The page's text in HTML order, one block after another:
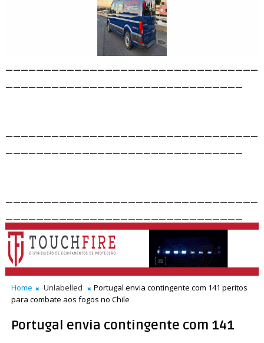
Home Unlabelled
Portugal envia contingente com 141 peritos
para combate aos fogos no Chile
Portugal envia contingente com 141